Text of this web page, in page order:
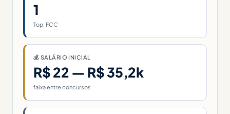
1
Top: FCC
💰 SALÁRIO INICIAL
R$ 22 — R$ 35,2k
faixa entre concursos